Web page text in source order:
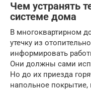
Чем устранять
системе дома
В многоквартирном
утечку из
информировать
Они должны сами
Но до их приезда
напольное покрытие,